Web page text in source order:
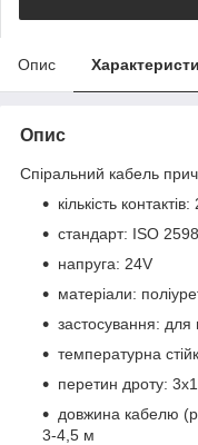
Опис
Опис
Спіральний кабель
кількість контактів:
стандарт: ISO
напруга: 24V
матеріали:
застосування: для
температурна
перетин дроту:
довжина кабелю
3-4,5 м